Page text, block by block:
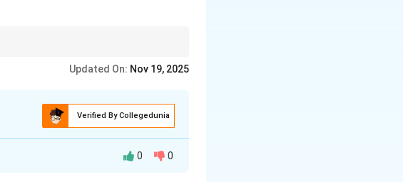
Updated On: Nov 19, 2025
Verified By Collegedunia
0 0